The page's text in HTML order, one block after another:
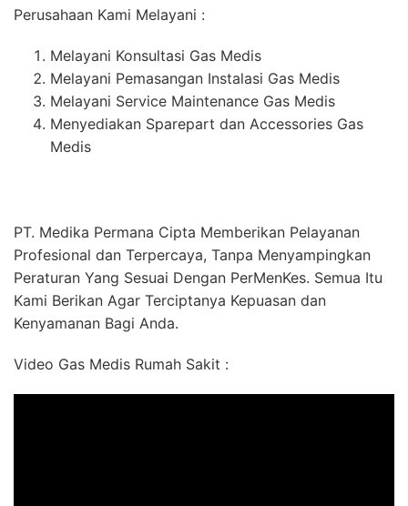
Perusahaan Kami Melayani :
Melayani Konsultasi Gas Medis
Melayani Pemasangan Instalasi Gas Medis
Melayani Service Maintenance Gas Medis
Menyediakan Sparepart dan Accessories Gas
Medis
PT. Medika Permana Cipta Memberikan Pelayanan
Profesional dan Terpercaya, Tanpa Menyampingkan
Peraturan Yang Sesuai Dengan PerMenKes. Semua Itu
Kami Berikan Agar Terciptanya Kepuasan dan
Kenyamanan Bagi Anda.
Video Gas Medis Rumah Sakit :